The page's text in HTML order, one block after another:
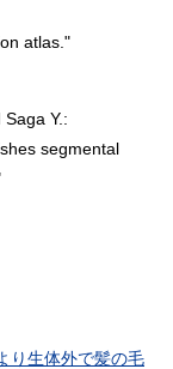
atlas."
Y.:
segmental
り生体外で髪の毛